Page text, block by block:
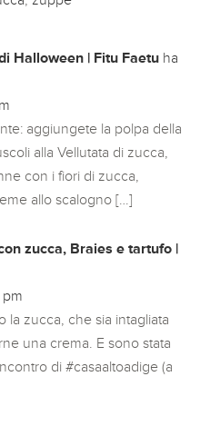
Halloween | Fitu Faetu ha
aggiungete la polpa della
alla Vellutata di zucca,
con i fiori di zucca,
allo scalogno […]
zucca, Braies e tartufo |
pm
la zucca, che sia intagliata
una crema. E sono stata
di #casaaltoadige (a